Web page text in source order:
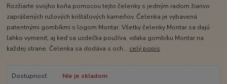
Rozžiarte svojho koňa pomocou tejto čelenky s jedným radom žiarivo
zaprášených ružových krištáľových kameňov. Čelenka je vybavená
patentnými gombíkmi s logom Montar. Všetky čelenky Montar sa dajú
ľahko vymeniť, aj keď sa uzdečka používa, vďaka gombíku Montar na
každej strane. Čelenka sa dodáva s och... celý popis
Dostupnosť
Nie je skladom